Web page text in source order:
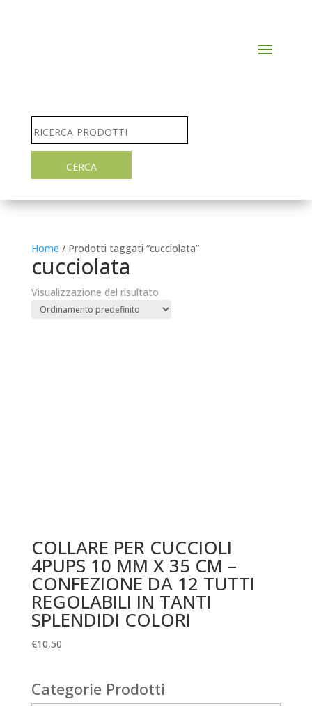
Home / Prodotti taggati “cucciolata”
cucciolata
Visualizzazione del risultato
COLLARE PER CUCCIOLI
4PUPS 10 MM X 35 CM –
CONFEZIONE DA 12 TUTTI
REGOLABILI IN TANTI
SPLENDIDI COLORI
€10,50
Categorie Prodotti